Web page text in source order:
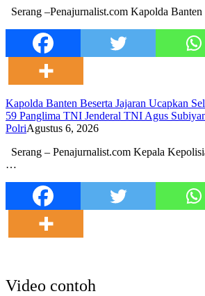
Serang –Penajurnalist.com Kapolda
Kapolda Banten Beserta Jajaran Ucapkan
59 Panglima TNI Jenderal TNI Agus
PolriAgustus 6, 2026
Serang – Penajurnalist.com Kepala
…
Video contoh